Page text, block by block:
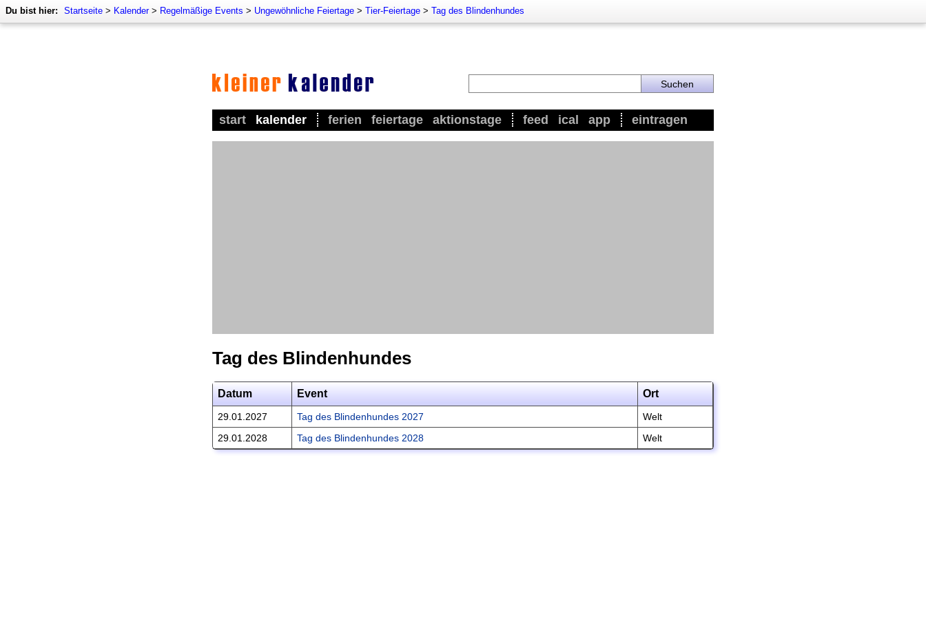
Du bist hier: Startseite > Kalender> Regelmäßige Events > Ungewöhnliche Feiertage > Tier-Feiertage > Tag des Blindenhundes
start kalender ferien feiertage aktionstage feed ical app eintragen
Tag des Blindenhundes
Datum Event Ort
29.01.2027 Tag des Blindenhundes 2027
Welt
29.01.2028
Tag des Blindenhundes 2028 Welt